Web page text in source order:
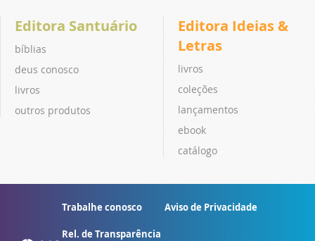
Editora Santuário
bíblias
deus conosco
livros
outros produtos
Editora Ideias &
Letras
livros
coleções
lançamentos
ebook
catálogo
Trabalhe conosco Aviso de Privacidade
Rel. de Transparência